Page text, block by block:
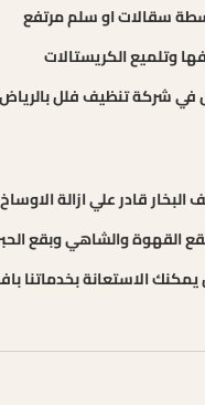
سقالات او سلم مرتفع
وتلميع الكريستالات
شركة تنظيف فلل
قادر علي ازالة
القهوة والشاهي وبقع
الاستعانة بخدماتنا